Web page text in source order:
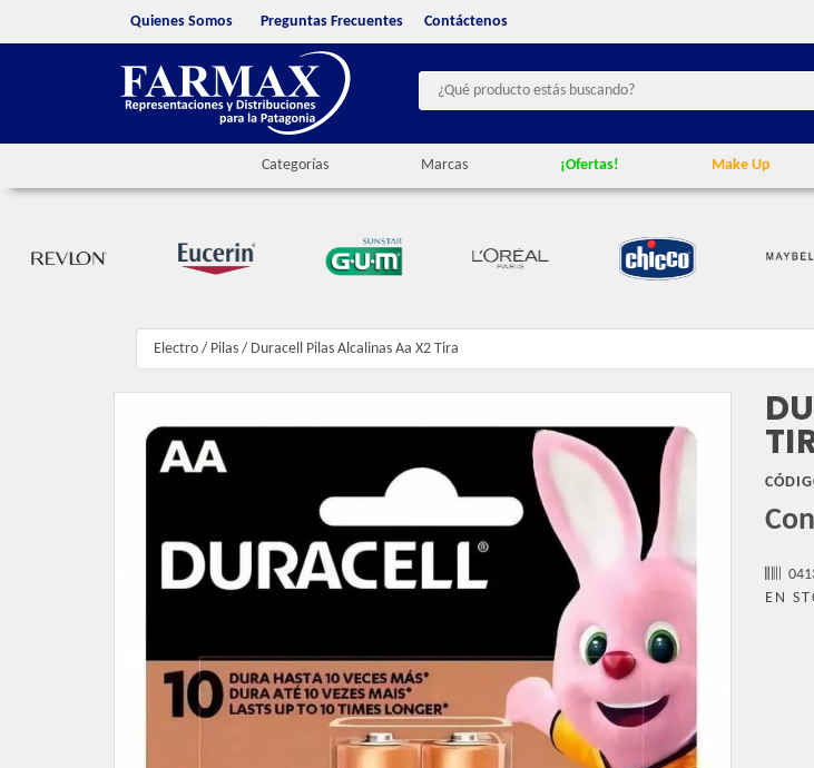
Quienes Somos Preguntas Frecuentes Contáctenos
Categorías Marcas ¡Ofertas! Make Up
Electro / Pilas / Duracell Pilas Alcalinas Aa X2 Tira
EN